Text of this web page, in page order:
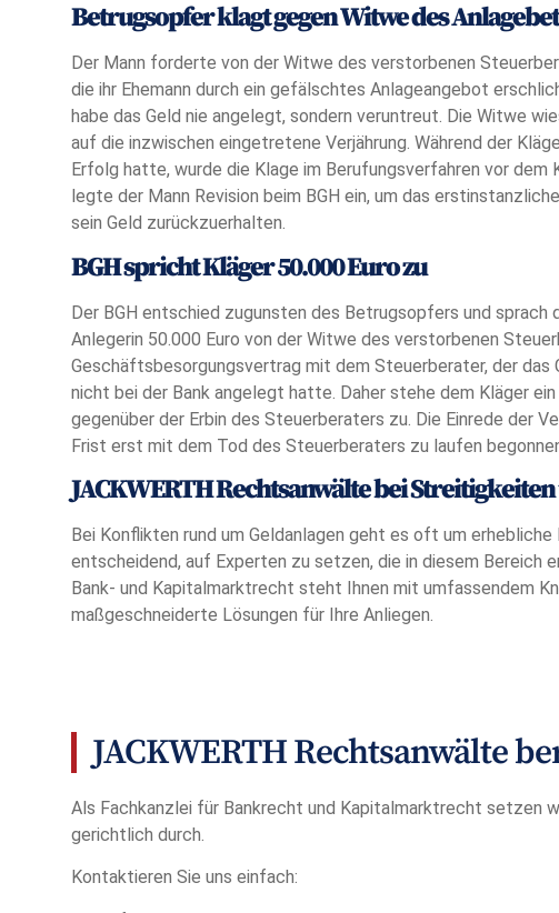
Betrugsopfer klagt gegen Witwe des
Der Mann forderte von der Witwe des verstorbenen
die ihr Ehemann durch ein gefälschtes Anlageangebot
habe das Geld nie angelegt, sondern veruntreut. Die Witwe
auf die inzwischen eingetretene Verjährung. Während der
Erfolg hatte, wurde die Klage im Berufungsverfahren vor dem
legte der Mann Revision beim BGH ein, um das
sein Geld zurückzuerhalten.
BGH spricht Kläger 50.000 Euro zu
Der BGH entschied zugunsten des Betrugsopfers und sprach
Anlegerin 50.000 Euro von der Witwe des verstorbenen
Geschäftsbesorgungsvertrag mit dem Steuerberater, der das
nicht bei der Bank angelegt hatte. Daher stehe dem Kläger
gegenüber der Erbin des Steuerberaters zu. Die Einrede der
Frist erst mit dem Tod des Steuerberaters zu laufen
JACKWERTH Rechtsanwälte bei
Bei Konflikten rund um Geldanlagen geht es oft um
entscheidend, auf Experten zu setzen, die in diesem Bereich
Bank- und Kapitalmarktrecht steht Ihnen mit umfassendem
maßgeschneiderte Lösungen für Ihre Anliegen.
JACKWERTH Rechtsanwälte
Als Fachkanzlei für Bankrecht und Kapitalmarktrecht setzen
gerichtlich durch.
Kontaktieren Sie uns einfach: